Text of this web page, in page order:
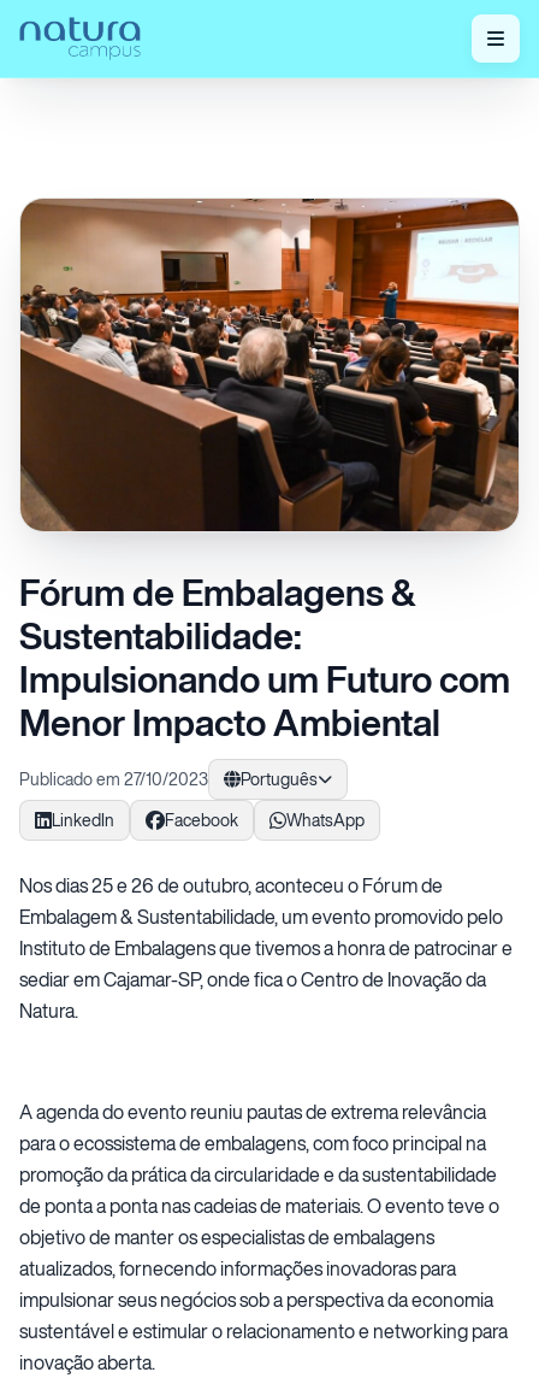
Fórum de Embalagens &
Sustentabilidade:
Impulsionando um Futuro com
Menor Impacto Ambiental
Publicado em 27/10/2023
Português
LinkedIn
Facebook WhatsApp
Nos dias 25 e 26 de outubro, aconteceu o Fórum de
Embalagem & Sustentabilidade, um evento promovido pelo
Instituto de Embalagens que tivemos a honra de patrocinar e
sediar em Cajamar-SP, onde fica o Centro de Inovação da
Natura.
A agenda do evento reuniu pautas de extrema relevância
para o ecossistema de embalagens, com foco principal na
promoção da prática da circularidade e da sustentabilidade
de ponta a ponta nas cadeias de materiais. O evento teve o
objetivo de manter os especialistas de embalagens
atualizados, fornecendo informações inovadoras para
impulsionar seus negócios sob a perspectiva da economia
sustentável e estimular o relacionamento e networking para
inovação aberta.